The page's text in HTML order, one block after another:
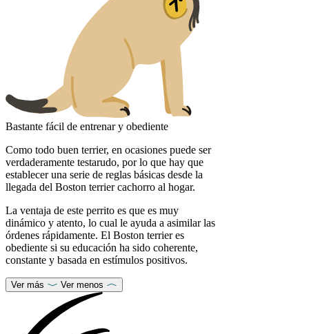
Bastante fácil de entrenar y obediente
Como todo buen terrier, en ocasiones puede ser
verdaderamente testarudo, por lo que hay que
establecer una serie de reglas básicas desde la
llegada del Boston terrier cachorro al hogar.
La ventaja de este perrito es que es muy
dinámico y atento, lo cual le ayuda a asimilar las
órdenes rápidamente. El Boston terrier es
obediente si su educación ha sido coherente,
constante y basada en estímulos positivos.
Ver más Ver menos